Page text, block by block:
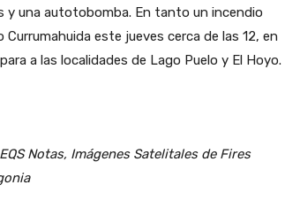
y una autotobomba. En tanto un incendio
este jueves cerca de las 12, en
a las localidades de Lago Puelo y El Hoyo.
Notas, Imágenes Satelitales de Fires